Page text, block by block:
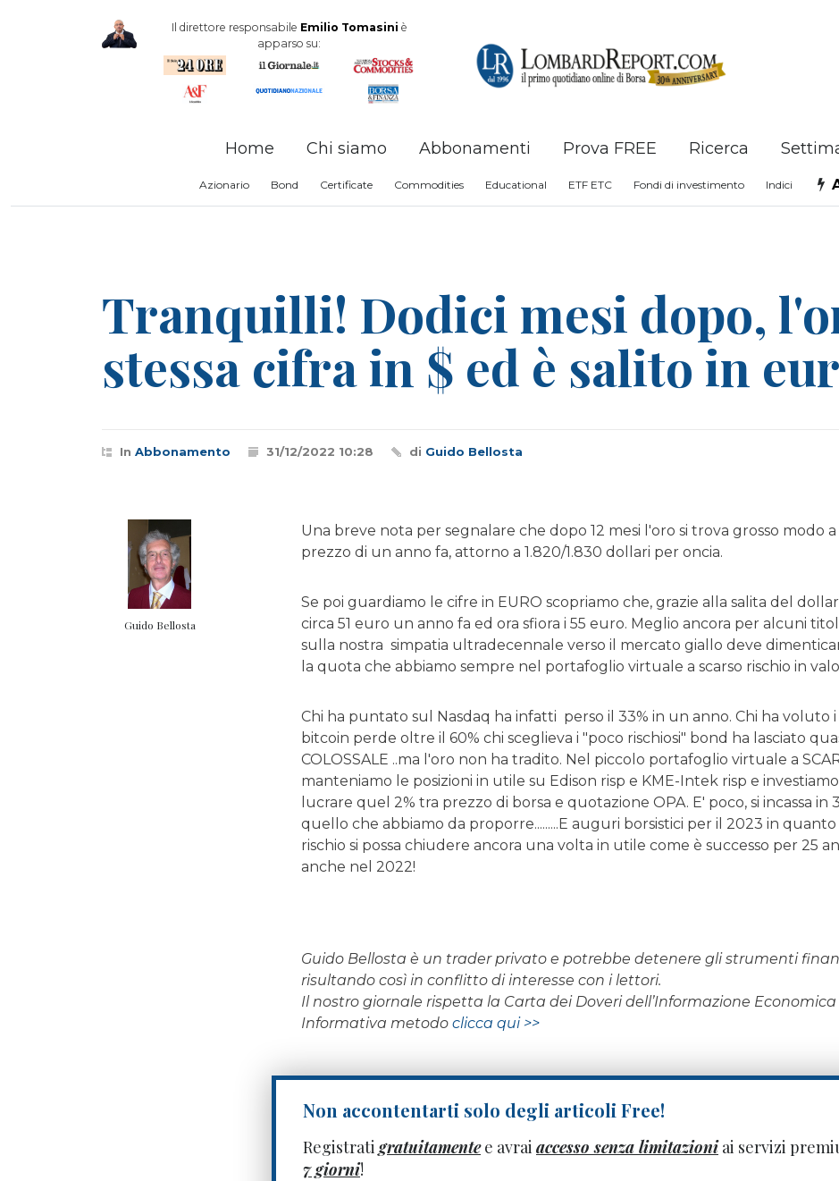
Il direttore responsabile Emilio Tomasini è
apparso su:
Home Chi siamo Abbonamenti Prova FREE Ricerca
Azionario Bond Certificate Commodities Educational ETF ETC Fondi di investimento Indici
Tranquilli! Dodici mesi dopo,
stessa cifra in $ ed è salito in
In Abbonamento 31/12/2022 10:28 di Guido Bellosta
Una breve nota per segnalare che dopo 12 mesi l'oro si trova grosso modo
prezzo di un anno fa, attorno a 1.820/1.830 dollari per oncia.
Se poi guardiamo le cifre in EURO scopriamo che, grazie alla salita del
circa 51 euro un anno fa ed ora sfiora i 55 euro. Meglio ancora per alcuni
sulla nostra simpatia ultradecennale verso il mercato giallo deve
la quota che abbiamo sempre nel portafoglio virtuale a scarso rischio in
Chi ha puntato sul Nasdaq ha infatti perso il 33% in un anno. Chi ha voluto i
bitcoin perde oltre il 60% chi sceglieva i "poco rischiosi" bond ha lasciato
COLOSSALE ..ma l'oro non ha tradito. Nel piccolo portafoglio virtuale a
manteniamo le posizioni in utile su Edison risp e KME-Intek risp e
lucrare quel 2% tra prezzo di borsa e quotazione OPA. E' poco, si incassa
quello che abbiamo da proporre.........E auguri borsistici per il 2023 in
rischio si possa chiudere ancora una volta in utile come è successo per 25
anche nel 2022!
Guido Bellosta è un trader privato e potrebbe detenere gli strumenti
risultando così in conflitto di interesse con i lettori.
Il nostro giornale rispetta la Carta dei Doveri dell’Informazione
Informativa metodoclicca qui >>
Guido Bellosta
Non accontentarti solo degli articoli Free!
Registrati gratuitamentee avrai accesso senza limitazioniai servizi
7 giorni!